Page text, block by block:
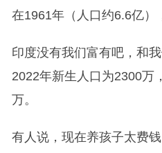
在1961年（人口约6.6亿）
印度没有我们富有吧，和
2022年新生人口为2300万
万。
有人说，现在养孩子太费